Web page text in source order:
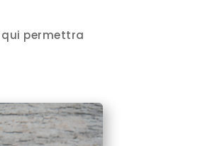
qui permettra